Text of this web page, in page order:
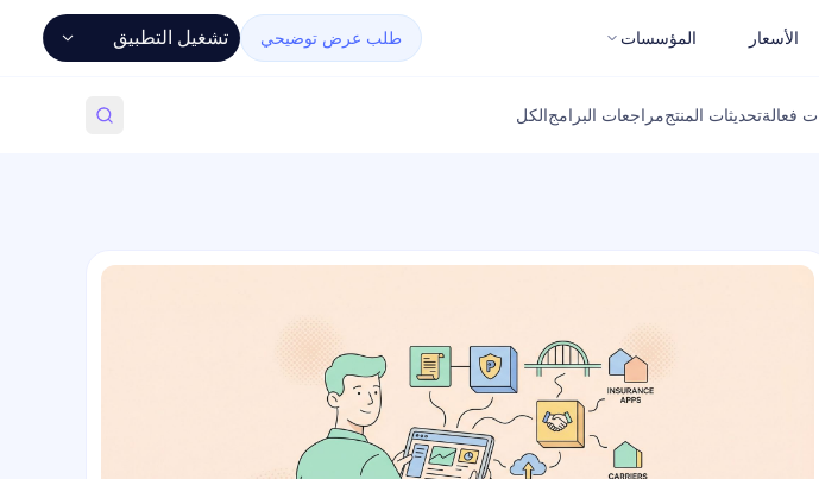
الأسعار المؤسسات طلب عرض توضيحي تشغيل التطبيق
فعالةتحديثات المنتجمراجعات البرامجالكل